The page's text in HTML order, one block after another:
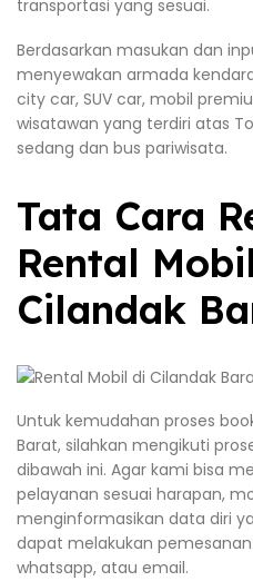
transportasi yang sesuai.
Berdasarkan masukan dan
menyewakan armada
city car, SUV car, mobil
wisatawan yang terdiri atas
sedang dan bus pariwisata.
Tata Cara
Rental
Cilandak
Untuk kemudahan proses
Barat, silahkan mengikuti
dibawah ini. Agar kami bisa
pelayanan sesuai harapan,
menginformasikan data diri
dapat melakukan
whatsapp, atau email.